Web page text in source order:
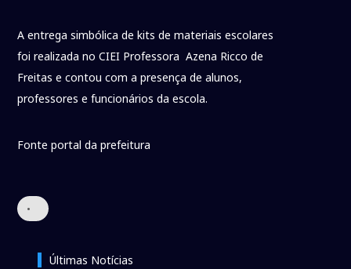
A entrega simbólica de kits de materiais escolares
foi realizada no CIEI Professora Azena Ricco de
Freitas e contou com a presença de alunos,
professores e funcionários da escola.
Fonte portal da prefeitura
•
Últimas Notícias